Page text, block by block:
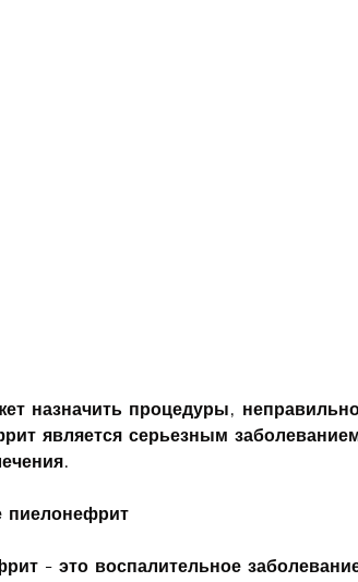
является серьезным
пиелонефрит
- это воспалительное